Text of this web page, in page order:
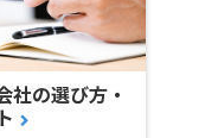
社の選び方・